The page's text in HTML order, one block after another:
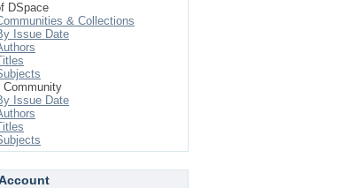
DSpace
& Collections
Issue Date
Community
Issue Date